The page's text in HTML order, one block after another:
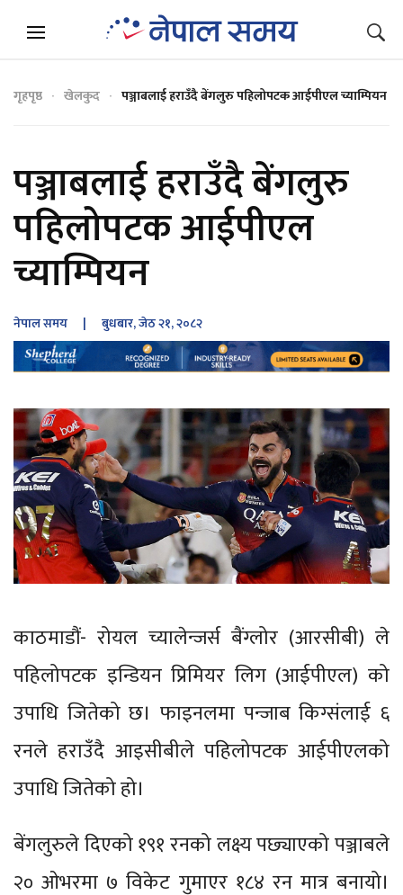
गृहपृष्ठ खेलकुद पञ्जाबलाई हराउँदै बेंगलुरु पहिलोपटक आईपीएल च्याम्पियन
पञ्जाबलाई हराउँदै बेंगलुरु
पहिलोपटक आईपीएल
च्याम्पियन
नेपाल समय | बुधबार, जेठ २१, २०८२
काठमाडौं- रोयल च्यालेन्जर्स बैंग्लोर (आरसीबी) ले
पहिलोपटक इन्डियन प्रिमियर लिग (आईपीएल) को
उपाधि जितेको छ। फाइनलमा पन्जाब किग्संलाई ६
रनले हराउँदै आइसीबीले पहिलोपटक आईपीएलको
उपाधि जितेको हो।
बेंगलुरुले दिएको १९१ रनको लक्ष्य पछ्याएको पञ्जाबले
२० ओभरमा ७ विकेट गुमाएर १८४ रन मात्र बनायो।